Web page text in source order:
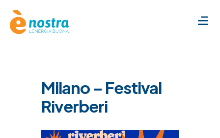
Milano – Festival
Riverberi